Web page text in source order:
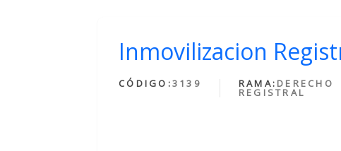
Inmovilizacion
CÓDIGO:3139 RAMA: DERECHO
REGISTRAL